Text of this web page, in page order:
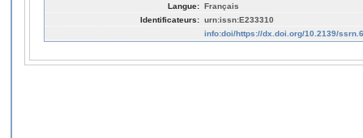
Langue: Français
Identificateurs: urn:issn:E233310
info:doi/https://dx.doi.org/10.2139/